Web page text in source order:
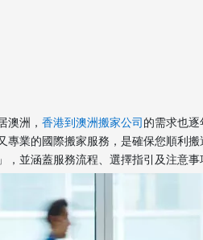
澳洲， 香港到澳洲搬家公司 的需求也
專業的國際搬家服務，是確保您順利
並涵蓋服務流程、選擇指引及注意事